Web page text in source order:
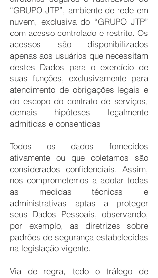
“GRUPO JTP”, ambiente de rede em
nuvem, exclusiva do “GRUPO JTP”
com acesso controlado e restrito. Os
acessos são disponibilizados
apenas aos usuários que necessitam
destes Dados para o exercício de
suas funções, exclusivamente para
atendimento de obrigações legais e
do escopo do contrato de serviços,
demais hipóteses legalmente
admitidas e consentidas
Todos os dados fornecidos
ativamente ou que coletamos são
considerados confidenciais. Assim,
nos comprometemos a adotar todas
as medidas técnicas e
administrativas aptas a proteger
seus Dados Pessoais, observando,
por exemplo, as diretrizes sobre
padrões de segurança estabelecidas
na legislação vigente.
Via de regra, todo o tráfego de